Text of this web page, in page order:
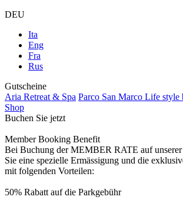
DEU
Ita
Eng
Fra
Rus
Gutscheine
Aria Retreat & Spa Parco San Marco Life style
Shop
Buchen Sie jetzt
Member Booking Benefit
Bei Buchung der MEMBER RATE auf unserer
Sie eine spezielle Ermässigung und die
mit folgenden Vorteilen:
50% Rabatt auf die Parkgebühr